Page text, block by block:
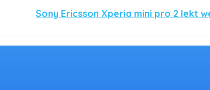
Sony Ericsson Xperia mini pro 2 lekt